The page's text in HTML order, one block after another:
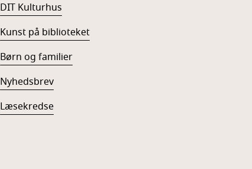
DIT Kulturhus
Kunst på biblioteket
Børn og familier
Nyhedsbrev
Læsekredse